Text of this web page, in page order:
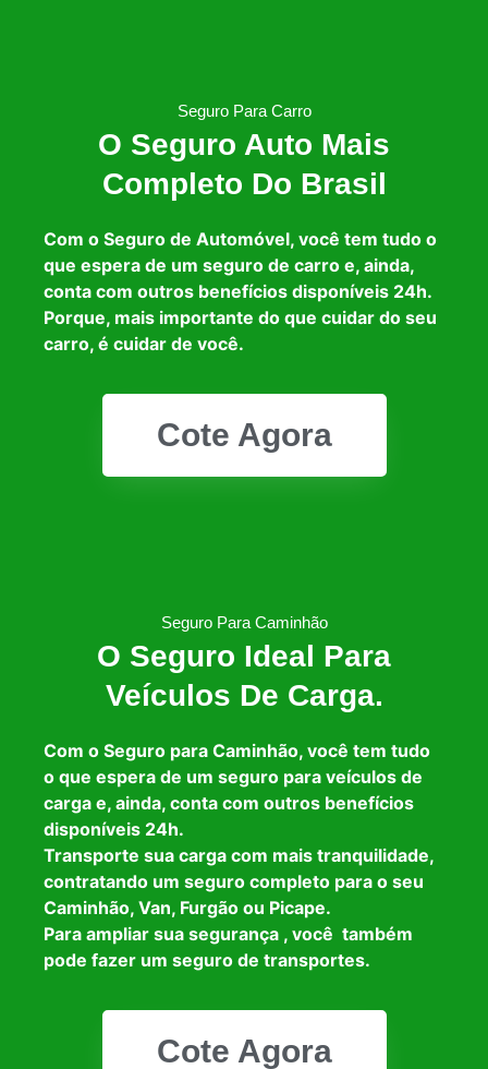
Seguro Para Carro
O Seguro Auto Mais
Completo Do Brasil
Com o Seguro de Automóvel, você tem tudo o
que espera de um seguro de carro e, ainda,
conta com outros benefícios disponíveis 24h.
Porque, mais importante do que cuidar do seu
carro, é cuidar de você.
Cote Agora
Seguro Para Caminhão
O Seguro Ideal Para
Veículos De Carga.
Com o Seguro para Caminhão, você tem tudo
o que espera de um seguro para veículos de
carga e, ainda, conta com outros benefícios
disponíveis 24h.
Transporte sua carga com mais tranquilidade,
contratando um seguro completo para o seu
Caminhão, Van, Furgão ou Picape.
Para ampliar sua segurança , você também
pode fazer um seguro de transportes.
Cote Agora